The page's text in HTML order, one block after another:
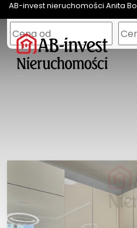
AB-invest nieruchomości Anita